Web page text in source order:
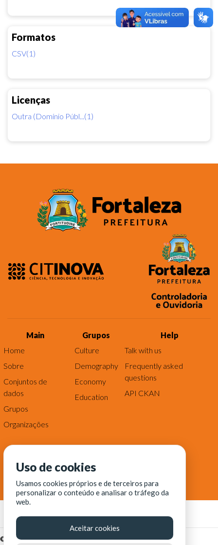
Formatos
CSV(1)
Licenças
Outra (Domínio Públ...(1)
Main
Home
Sobre
Conjuntos de
dados
Grupos
Organizações
Grupos
Culture
Demography
Economy
Education
Help
Talk with us
Frequently asked
questions
API CKAN
© Fortaleza Digital || CITINOVA - Fundação de Ciência,
Uso de cookies
Usamos cookies próprios e de terceiros para
personalizar o conteúdo e analisar o tráfego da
web.
Aceitar cookies